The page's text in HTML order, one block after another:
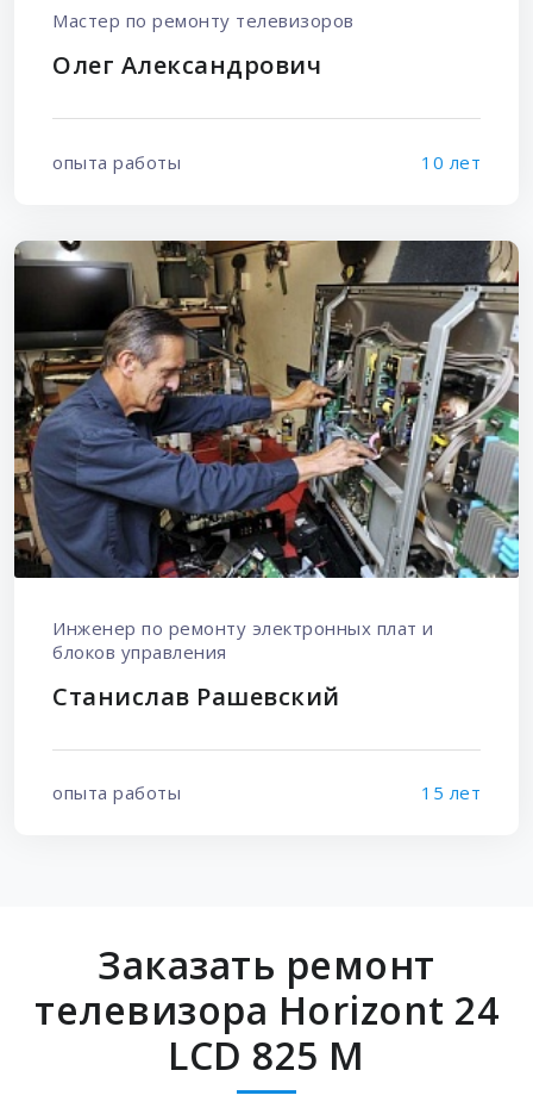
Мастер по ремонту телевизоров
Олег Александрович
опыта работы 10 лет
Инженер по ремонту электронных плат и
блоков управления
Станислав Рашевский
опыта работы 15 лет
Заказать ремонт
телевизора Horizont 24
LCD 825 M